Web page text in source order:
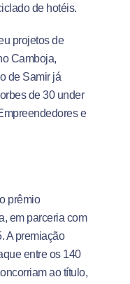
de hotéis.
projetos de
Camboja,
de Samir já
de 30 under
e
prêmio
em parceria com
A premiação
entre os 140
ao título,